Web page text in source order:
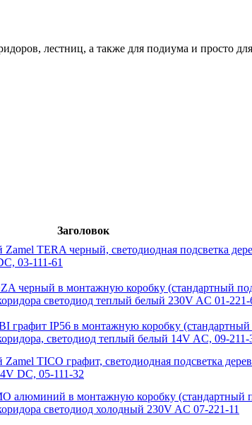
лестниц, а также для подиума и просто
Заголовок
TERA черный, светодиодная подсветка
03-111-61
черный в монтажную коробку (стандартный
светодиод теплый белый 230V AC 01-221-
графит IP56 в монтажную коробку (стандартный
светодиод теплый белый 14V AC, 09-211-
TICO графит, светодиодная подсветка
DC, 05-111-32
алюминий в монтажную коробку (стандартный
светодиод холодный 230V AC 07-221-11